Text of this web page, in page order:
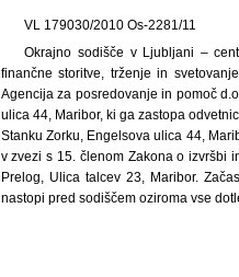
VL 179030/2010 Os-2281/11
Okrajno sodišče v Ljubljani –
finančne storitve, trženje in
Agencija za posredovanje in pomoč
ulica 44, Maribor, ki ga zastopa
Stanku Zorku, Engelsova ulica 44,
v zvezi s 15. členom Zakona o izvršbi
Prelog, Ulica talcev 23, Maribor.
nastopi pred sodiščem oziroma vse